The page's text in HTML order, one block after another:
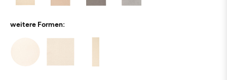
weitere Formen: